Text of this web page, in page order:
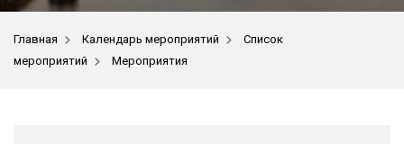
Главная > Календарь мероприятий >
Список
мероприятий > Мероприятия